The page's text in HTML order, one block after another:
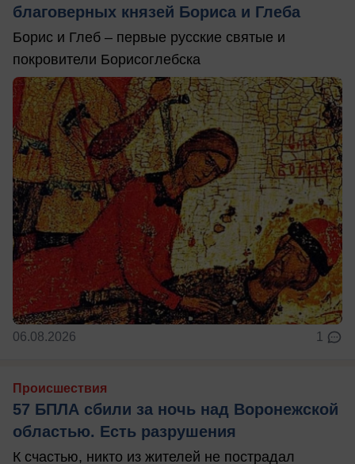
благоверных князей Бориса и Глеба
Борис и Глеб – первые русские святые и
покровители Борисоглебска
06.08.2026 1
Происшествия
57 БПЛА сбили за ночь над Воронежской
областью. Есть разрушения
К счастью, никто из жителей не пострадал